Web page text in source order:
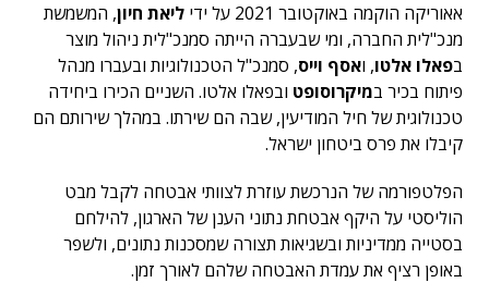
אאוריקה הוקמה באוקטובר 2021 על ידי
ליאת חיון, המשמשת
מנכ"לית החברה, ומי שבעברה הייתה סמנכ"לית ניהול מוצר
בפאלו אלטו, ואסף וייס, סמנכ"ל הטכנולוגיות ובעברו מנהל
פיתוח בכיר במיקרוסופט ובפאלו אלטו. השניים הכירו ביחידה
טכנולוגית של חיל המודיעין, שבה הם שירתו. במהלך שירותם הם
קיבלו את פרס ביטחון ישראל.
הפלטפורמה של הנרכשת עוזרת לצוותי אבטחה לקבל מבט
הוליסטי על היקף אבטחת נתוני הענן של הארגון, להילחם
בסטייה ממדיניות ובשגיאות תצורה שמסכנות נתונים, ולשפר
באופן רציף את עמדת האבטחה שלהם לאורך זמן.